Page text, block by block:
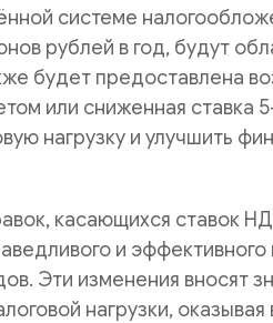
системе
рублей в год, будут
будет предоставлена
или сниженная ставка
нагрузку и улучшить
касающихся ставок
и
Эти изменения вносят
нагрузки, оказывая